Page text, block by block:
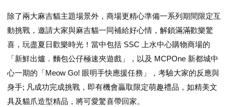
除了兩大麻吉貓主題場景外，商場更精心準備一系列期間限定互
動挑戰，邀請大家與麻吉貓一同補給好心情，解鎖滿滿歡樂驚
喜，玩盡夏日歡樂時光！當中包括 SSC 上水中心購物商場的
「新鮮出爐．麵包公仔極速夾遊戲」，以及 MCPOne 新都城中
心一期的「Meow Go! 眼明手快應援任務」，考驗大家的反應與
身手; 凡成功完成挑戰，即有機會贏取限定萌趣禮品，如精美文
具及貓爪造型精品，將可愛驚喜帶回家。